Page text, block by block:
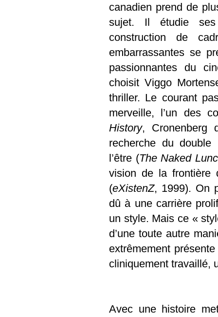
canadien prend de
sujet. Il étudie ses
construction de
embarrassantes se
passionnantes du
choisit Viggo
thriller. Le courant
merveille, l’un des
History, Cronenberg
recherche du double
l’être (The Naked
vision de la frontière
(eXistenZ, 1999). On
dû à une carrière
un style. Mais ce «
d’une toute autre
extrêmement
cliniquement travaillé,
Avec une histoire